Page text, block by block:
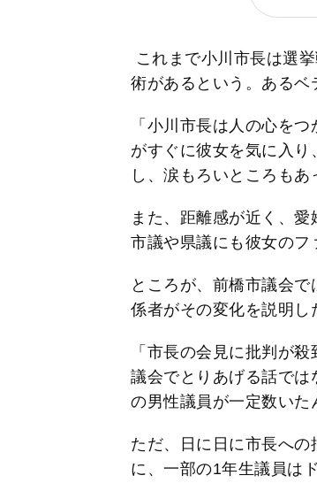
これまで小川市長は選
術があるという。あるベ
「小川市長は人の心を
がすぐに彼女を気に入
し、涙もろいところもあ
また、距離感が近く、
市議や県議にも彼女のフ
ところが、前橋市議会で
係者がその変化を説明し
「市長の会見に批判が
議会でとりあげる話で
の男性議員が一定数いた
ただ、日に日に市長へ
に、一部の1年生議員は